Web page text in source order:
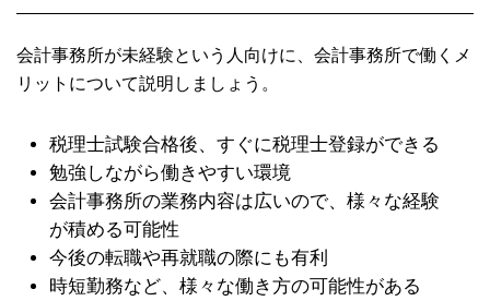
会計事務所が未経験という人向けに、会計事務所で働くメ
リットについて説明しましょう。
税理士試験合格後、すぐに税理士登録ができる
勉強しながら働きやすい環境
会計事務所の業務内容は広いので、様々な経験
が積める可能性
今後の転職や再就職の際にも有利
時短勤務など、様々な働き方の可能性がある